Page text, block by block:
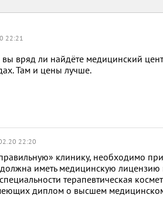
22:21
вряд ли найдёте медицинский
Там и цены лучше.
22:20
клинику, необходимо
иметь медицинскую
терапевтическая
диплом о высшем